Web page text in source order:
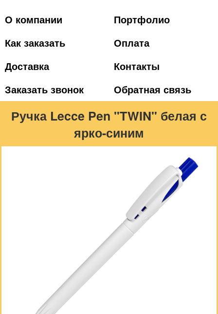
О компании
Портфолио
Как заказать
Оплата
Доставка
Контакты
Заказать звонок
Обратная связь
Ручка Lecce Pen "TWIN" белая с
ярко-синим